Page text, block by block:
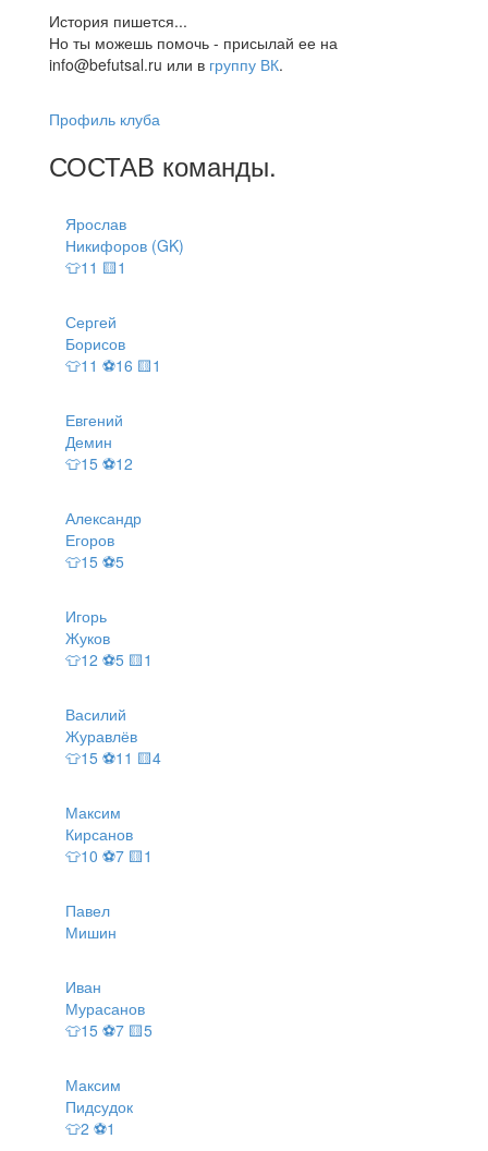
История пишется...
Но ты можешь помочь - присылай ее на
info@befutsal.ru или в группу ВК.
Профиль клуба
СОСТАВ команды.
Ярослав
Никифоров (GK)
👕11 🟨1
Сергей
Борисов
👕11 ⚽16 🟨1
Евгений
Демин
👕15 ⚽12
Александр
Егоров
👕15 ⚽5
Игорь
Жуков
👕12 ⚽5 🟨1
Василий
Журавлёв
👕15 ⚽11 🟨4
Максим
Кирсанов
👕10 ⚽7 🟨1
Павел
Мишин
Иван
Мурасанов
👕15 ⚽7 🟨5
Максим
Пидсудок
👕2 ⚽1